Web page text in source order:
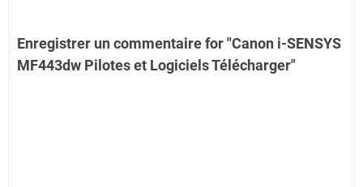
Enregistrer un commentaire for "Canon i-SENSYS
MF443dw Pilotes et Logiciels Télécharger"